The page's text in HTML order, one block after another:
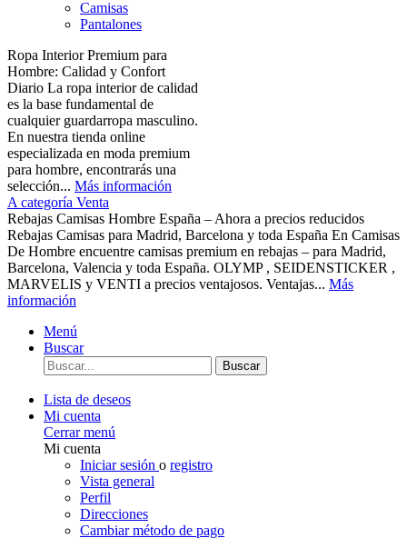
Camisas
Pantalones
Ropa Interior Premium para
Hombre: Calidad y Confort
Diario La ropa interior de calidad
es la base fundamental de
cualquier guardarropa masculino.
En nuestra tienda online
especializada en moda premium
para hombre, encontrarás una
selección... Más información
A categoría Venta
Rebajas Camisas Hombre España – Ahora a precios reducidos
Rebajas Camisas para Madrid, Barcelona y toda España En Camisas
De Hombre encuentre camisas premium en rebajas – para Madrid,
Barcelona, Valencia y toda España. OLYMP , SEIDENSTICKER ,
MARVELIS y VENTI a precios ventajosos. Ventajas... Más
información
Menú
Buscar
Buscar
Lista de deseos
Mi cuenta
Cerrar menú
Mi cuenta
Iniciar sesión o registro
Vista general
Perfil
Direcciones
Cambiar método de pago